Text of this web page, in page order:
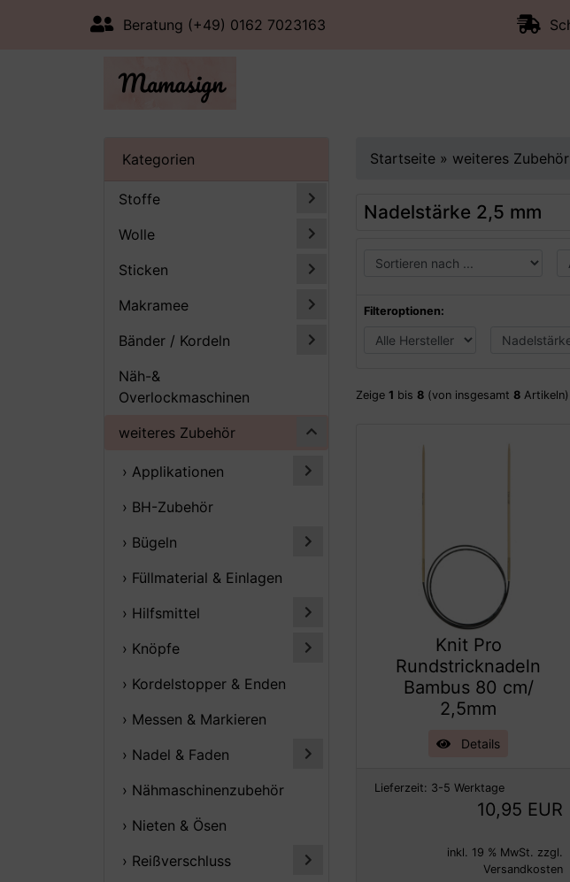
Beratung (+49) 0162 7023163
Kategorien
Stoffe
Wolle
Sticken
Makramee
Bänder / Kordeln
Näh-&
Overlockmaschinen
weiteres Zubehör
› Applikationen
› BH-Zubehör
› Bügeln
› Füllmaterial & Einlagen
› Hilfsmittel
› Knöpfe
› Kordelstopper & Enden
› Messen & Markieren
› Nadel & Faden
› Nähmaschinenzubehör
› Nieten & Ösen
› Reißverschluss
Startseite » weiteres Zubehör
Nadelstärke 2,5 mm
Filteroptionen:
Zeige 1 bis 8 (von insgesamt 8 Artikeln)
Knit Pro
Rundstricknadeln
Bambus 80 cm/
2,5mm
Details
Lieferzeit: 3-5 Werktage
10,95 EUR
inkl. 19 % MwSt. zzgl.
Versandkosten